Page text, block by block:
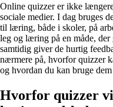
Online quizzer er ikke
sociale medier. I dag bruges
til læring, både i skoler, på
leg og læring på en måde,
samtidig giver de hurtig
nærmere på, hvorfor quizzer
og hvordan du kan bruge
Hvorfor quizzer